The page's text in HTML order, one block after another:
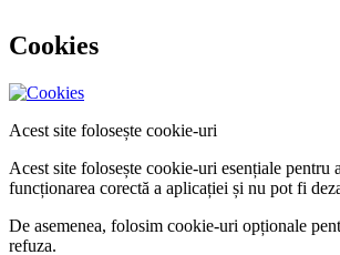
Cookies
Acest site folosește cookie-uri
Acest site folosește cookie-uri esențiale
funcționarea corectă a aplicației și nu pot fi
De asemenea, folosim cookie-uri opționale
refuza.